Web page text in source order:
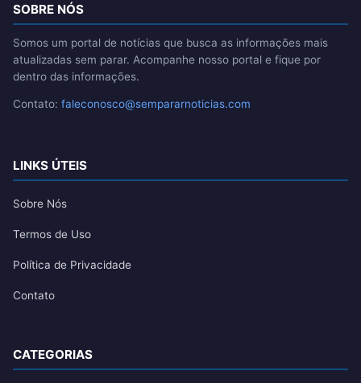
SOBRE NÓS
Somos um portal de notícias que busca as informações mais
atualizadas sem parar. Acompanhe nosso portal e fique por
dentro das informações.
Contato: faleconosco@sempararnoticias.com
LINKS ÚTEIS
Sobre Nós
Termos de Uso
Política de Privacidade
Contato
CATEGORIAS